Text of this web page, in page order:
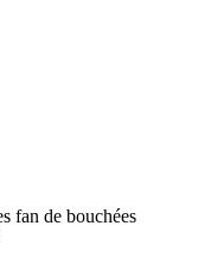
fan de bouchées